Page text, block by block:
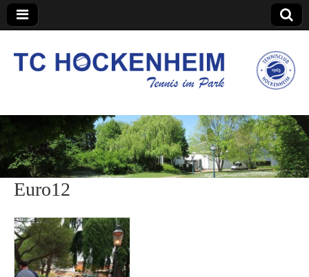
TC Hockenheim
Euro12